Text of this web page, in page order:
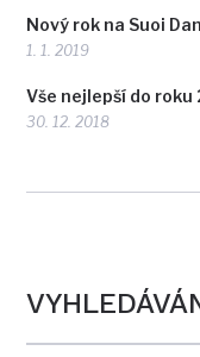
Nový rok na Suoi
1. 1. 2019
Vše nejlepší do roku
30. 12. 2018